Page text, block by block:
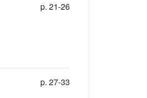
p. 21-26
p. 27-33